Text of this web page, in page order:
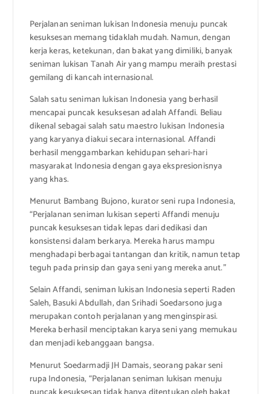
Perjalanan seniman lukisan Indonesia menuju puncak
kesuksesan memang tidaklah mudah. Namun, dengan
kerja keras, ketekunan, dan bakat yang dimiliki, banyak
seniman lukisan Tanah Air yang mampu meraih prestasi
gemilang di kancah internasional.
Salah satu seniman lukisan Indonesia yang berhasil
mencapai puncak kesuksesan adalah Affandi. Beliau
dikenal sebagai salah satu maestro lukisan Indonesia
yang karyanya diakui secara internasional. Affandi
berhasil menggambarkan kehidupan sehari-hari
masyarakat Indonesia dengan gaya ekspresionisnya
yang khas.
Menurut Bambang Bujono, kurator seni rupa Indonesia,
“Perjalanan seniman lukisan seperti Affandi menuju
puncak kesuksesan tidak lepas dari dedikasi dan
konsistensi dalam berkarya. Mereka harus mampu
menghadapi berbagai tantangan dan kritik, namun tetap
teguh pada prinsip dan gaya seni yang mereka anut.”
Selain Affandi, seniman lukisan Indonesia seperti Raden
Saleh, Basuki Abdullah, dan Srihadi Soedarsono juga
merupakan contoh perjalanan yang menginspirasi.
Mereka berhasil menciptakan karya seni yang memukau
dan menjadi kebanggaan bangsa.
Menurut Soedarmadji JH Damais, seorang pakar seni
rupa Indonesia, “Perjalanan seniman lukisan menuju